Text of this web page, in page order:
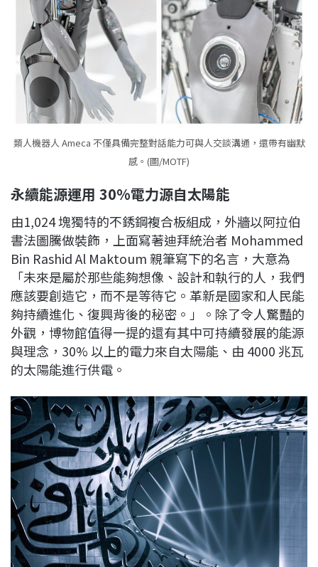
類人機器人 Ameca 不僅具備完整對話能力可與人交談溝通，還帶有幽默
感。(圖/MOTF)
永續能源運用 30%電力源自太陽能
由1,024 塊獨特的不銹鋼複合板組成，外牆以阿拉伯
書法圖騰做裝飾，上面寫著迪拜統治者 Mohammed
Bin Rashid Al Maktoum 親筆寫下的名言，大意為
「未來是屬於那些能夠想像、設計和執行的人，我們
應該要創造它，而不是等待它。革新是國家和人民能
夠持續進化、復興背後的秘密。」。除了令人驚豔的
外觀，博物館值得一提的還有其中可持續發展的能源
與理念，30% 以上的電力來自太陽能、由 4000 兆瓦
的太陽能進行供電。